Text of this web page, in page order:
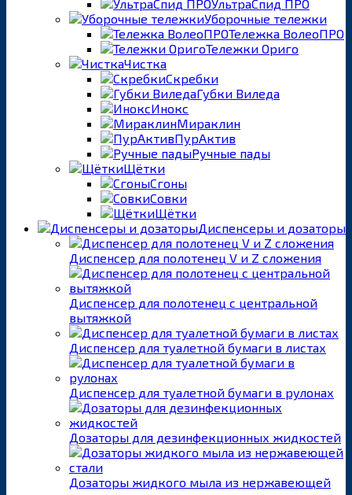
УльтраСпид ПРО
Уборочные тележки
Тележка ВолеоПРО
Тележки Ориго
Чистка
Скребки
Губки Виледа
Инокс
Мираклин
ПурАктив
Ручные пады
Щётки
Сгоны
Совки
Щётки
Диспенсеры и дозаторы
Диспенсер для полотенец V и Z сложения
Диспенсер для полотенец с центральной
вытяжкой
Диспенсер для туалетной бумаги в листах
Диспенсер для туалетной бумаги в рулонах
Дозаторы для дезинфекционных жидкостей
Дозаторы жидкого мыла из нержавеющей